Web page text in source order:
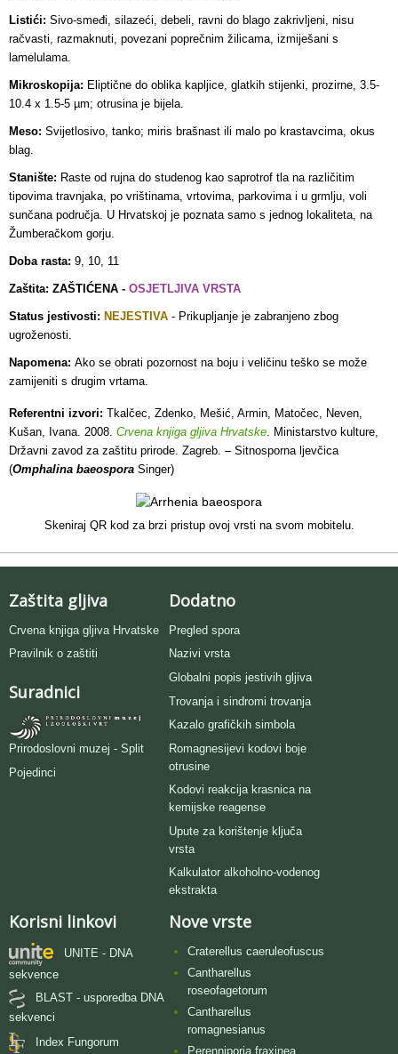
Listići: Sivo-smeđi, silazeći, debeli, ravni do blago zakrivljeni, nisu
račvasti, razmaknuti, povezani poprečnim žilicama, izmiješani s
lamelulama.
Mikroskopija: Eliptične do oblika kapljice, glatkih stijenki, prozirne, 3.5-
10.4 x 1.5-5 µm; otrusina je bijela.
Meso: Svijetlosivo, tanko; miris brašnast ili malo po krastavcima, okus
blag.
Stanište: Raste od rujna do studenog kao saprotrof tla na različitim
tipovima travnjaka, po vrištinama, vrtovima, parkovima i u grmlju, voli
sunčana područja. U Hrvatskoj je poznata samo s jednog lokaliteta, na
Žumberačkom gorju.
Doba rasta: 9, 10, 11
Zaštita: ZAŠTIĆENA - OSJETLJIVA VRSTA
Status jestivosti: NEJESTIVA - Prikupljanje je zabranjeno zbog
ugroženosti.
Napomena: Ako se obrati pozornost na boju i veličinu teško se može
zamijeniti s drugim vrtama.
Referentni izvori: Tkalčec, Zdenko, Mešić, Armin, Matočec, Neven,
Kušan, Ivana. 2008. Crvena knjiga gljiva Hrvatske. Ministarstvo kulture,
Državni zavod za zaštitu prirode. Zagreb. – Sitnosporna ljevčica
(Omphalina baeospora Singer)
Skeniraj QR kod za brzi pristup ovoj vrsti na svom mobitelu.
Zaštita gljiva
Crvena knjiga gljiva Hrvatske
Pravilnik o zaštiti
Suradnici
Prirodoslovni muzej - Split
Pojedinci
Dodatno
Pregled spora
Nazivi vrsta
Globalni popis jestivih gljiva
Trovanja i sindromi trovanja
Kazalo grafičkih simbola
Romagnesijevi kodovi boje
otrusine
Kodovi reakcija krasnica na
kemijske reagense
Upute za korištenje ključa
vrsta
Kalkulator alkoholno-vodenog
ekstrakta
Korisni linkovi
UNITE - DNA
sekvence
BLAST - usporedba DNA
sekvenci
Index Fungorum
Nove vrste
Craterellus caeruleofuscus
Cantharellus
roseofagetorum
Cantharellus
romagnesianus
Perenniporia fraxinea